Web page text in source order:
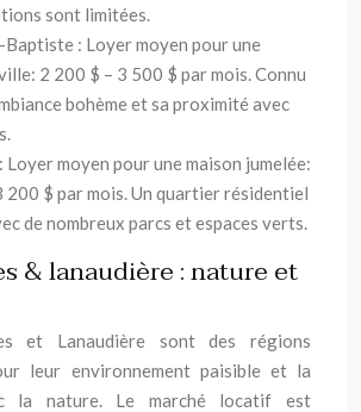
sont limitées.
Baptiste : Loyer moyen pour une
2 200 $ – 3 500 $ par mois. Connu
bohème et sa proximité avec
Loyer moyen pour une maison jumelée:
200 $ par mois. Un quartier résidentiel
de nombreux parcs et espaces verts.
& lanaudière : nature et
et Lanaudière sont des régions
leur environnement paisible et la
la nature. Le marché locatif est